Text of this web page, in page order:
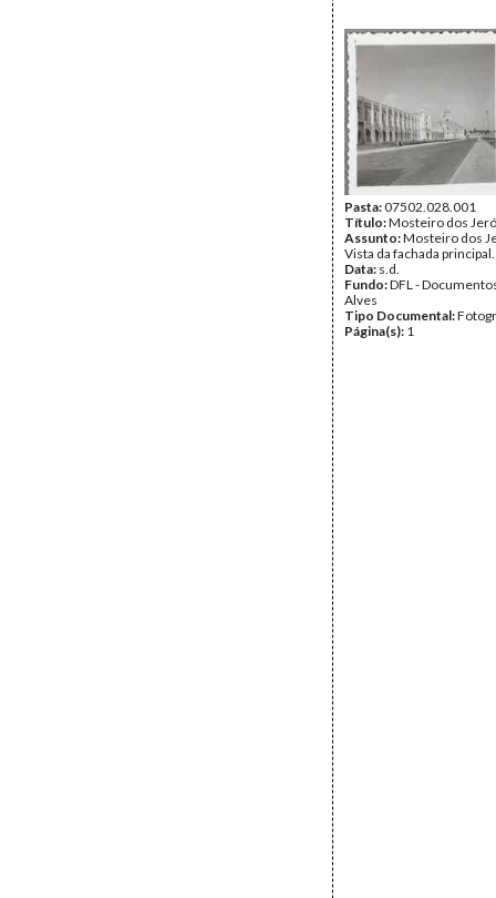
Pasta:07502.028.001
Título:Mosteiro dos
Assunto:Mosteiro dos
Vista da fachada principal.
Data: s.d.
Fundo:DFL -
Alves
Tipo Documental:
Página(s): 1